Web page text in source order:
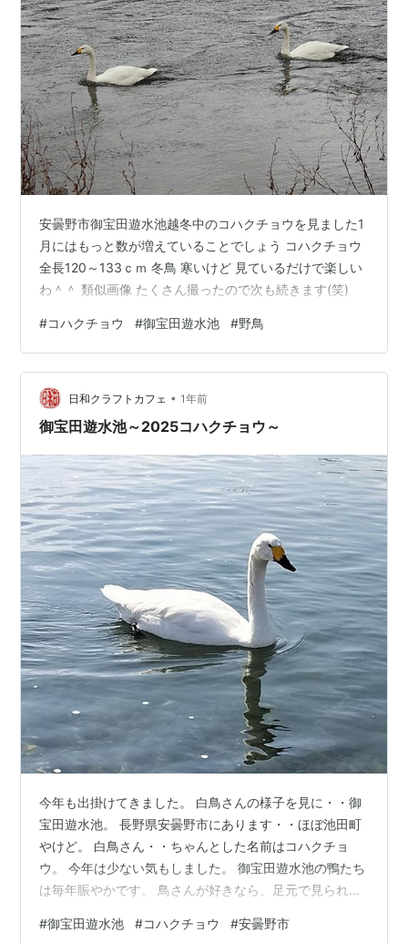
安曇野市御宝田遊水池越冬中のコハクチョウを見ました1
月にはもっと数が増えていることでしょう コハクチョウ
全長120～133ｃｍ 冬鳥 寒いけど 見ているだけで楽しい
わ＾＾ 類似画像 たくさん撮ったので次も続きます(笑)
#コハクチョウ #御宝田遊水池 #野鳥
日和クラフトカフェ • 1年前
御宝田遊水池～2025コハクチョウ～
今年も出掛けてきました。 白鳥さんの様子を見に・・御
宝田遊水池。 長野県安曇野市にあります・・ほぼ池田町
やけど。 白鳥さん・・ちゃんとした名前はコハクチョ
ウ。 今年は少ない気もしました。 御宝田遊水池の鴨たち
は毎年賑やかです。 鳥さんが好きなら、足元で見られる
もいいです。 入場。駐車場無料なので、寄り道にも。 た
#御宝田遊水池 #コハクチョウ #安曇野市